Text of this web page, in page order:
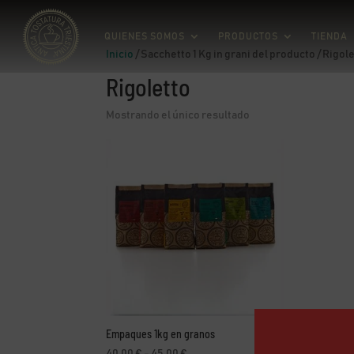
QUIENES SOMOS PRODUCTOS TIENDA
Inicio / Sacchetto 1 Kg in grani del producto /
Rigoletto
Mostrando el único resultado
Empaques 1kg en granos